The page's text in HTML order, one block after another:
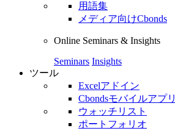
用語集
メディア向けCbonds
Online Seminars & Insights
Seminars Insights
ツール
Excelアドイン
Cbondsモバイルアプリ
ウォッチリスト
ポートフォリオ